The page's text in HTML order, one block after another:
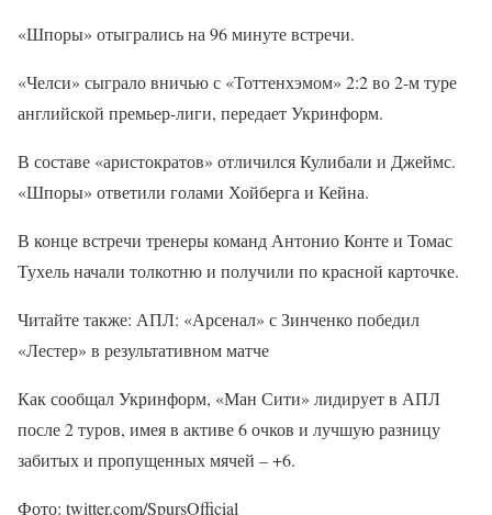
«Шпоры» отыгрались на 96 минуте встречи.
«Челси» сыграло вничью с «Тоттенхэмом» 2:2 во 2-м туре
английской премьер-лиги, передает Укринформ.
В составе «аристократов» отличился Кулибали и Джеймс.
«Шпоры» ответили голами Хойберга и Кейна.
В конце встречи тренеры команд Антонио Конте и Томас
Тухель начали толкотню и получили по красной карточке.
Читайте также: АПЛ: «Арсенал» с Зинченко победил
«Лестер» в результативном матче
Как сообщал Укринформ, «Ман Сити» лидирует в АПЛ
после 2 туров, имея в активе 6 очков и лучшую разницу
забитых и пропущенных мячей – +6.
Фото: twitter.com/SpursOfficial